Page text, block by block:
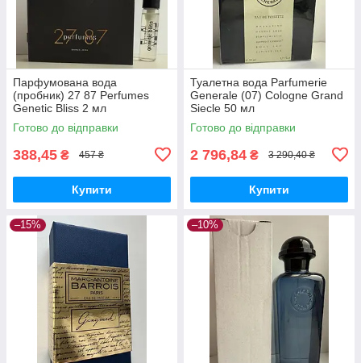
Парфумована вода
(пробник) 27 87 Perfumes
Genetic Bliss 2 мл
Готово до відправки
388,45 ₴ 457 ₴
Купити
Туалетна вода Parfumerie
Generale (07) Cologne Grand
Siecle 50 мл
Готово до відправки
2 796,84 ₴ 3 290,40 ₴
Купити
–15% –10%